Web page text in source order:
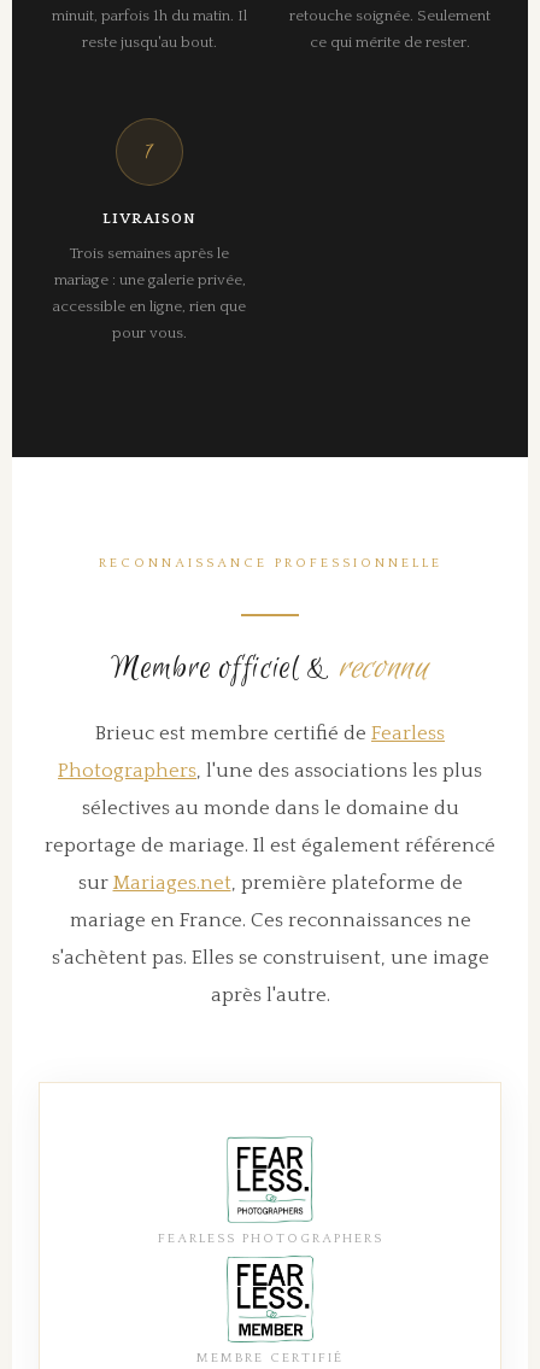
minuit, parfois 1h du matin. Il
reste jusqu'au bout.
retouche soignée. Seulement
ce qui mérite de rester.
7
LIVRAISON
Trois semaines après le
mariage : une galerie privée,
accessible en ligne, rien que
pour vous.
RECONNAISSANCE PROFESSIONNELLE
Membre officiel & reconnu
Brieuc est membre certifié de Fearless
Photographers , l'une des associations les plus
sélectives au monde dans le domaine du
reportage de mariage. Il est également référencé
sur Mariages.net, première plateforme de
mariage en France. Ces reconnaissances ne
s'achètent pas. Elles se construisent, une image
après l'autre.
FEARLESS PHOTOGRAPHERS
MEMBRE CERTIFIÉ